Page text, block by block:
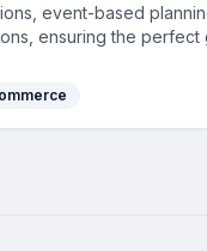
event-based
ensuring the perfect